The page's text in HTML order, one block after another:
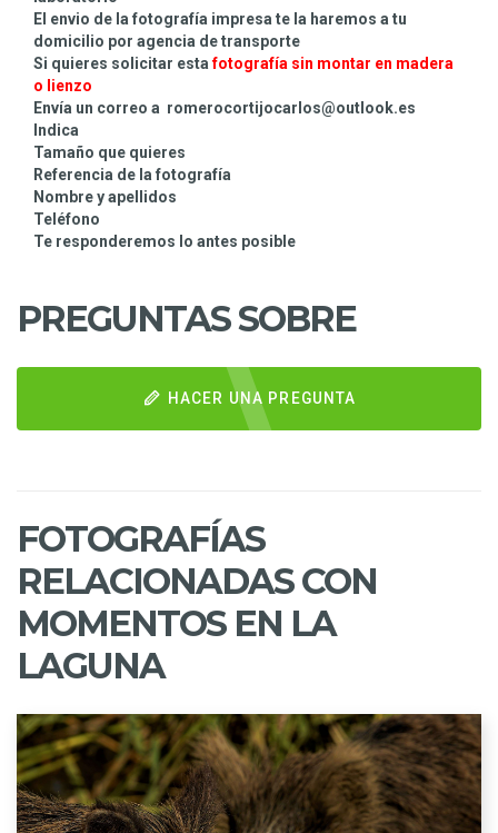
El envio de la fotografía impresa te la haremos a tu
domicilio por agencia de transporte
Si quieres solicitar estafotografía sin montar en madera
o lienzo
Envía un correo a romerocortijocarlos@outlook.es
Indica
Tamaño que quieres
Referencia de la fotografía
Nombre y apellidos
Teléfono
Te responderemos lo antes posible
PREGUNTAS SOBRE
HACER UNA PREGUNTA
FOTOGRAFÍAS
RELACIONADAS CON
MOMENTOS EN LA
LAGUNA